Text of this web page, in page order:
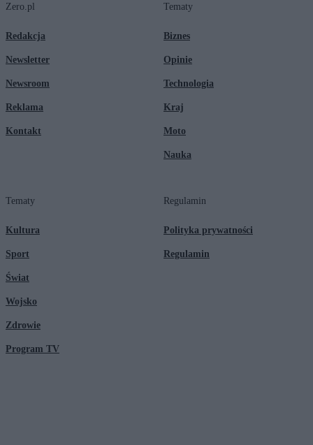
Zero.pl
Redakcja
Newsletter
Newsroom
Reklama
Kontakt
Tematy
Biznes
Opinie
Technologia
Kraj
Moto
Nauka
Tematy
Kultura
Sport
Świat
Wojsko
Zdrowie
Program TV
Regulamin
Polityka prywatności
Regulamin